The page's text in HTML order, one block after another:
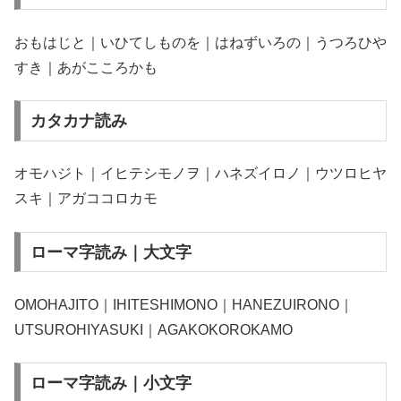
おもはじと｜いひてしものを｜はねずいろの｜うつろひや
すき｜あがこころかも
カタカナ読み
オモハジト｜イヒテシモノヲ｜ハネズイロノ｜ウツロヒヤ
スキ｜アガココロカモ
ローマ字読み｜大文字
OMOHAJITO｜IHITESHIMONO｜HANEZUIRONO｜
UTSUROHIYASUKI｜AGAKOKOROKAMO
ローマ字読み｜小文字